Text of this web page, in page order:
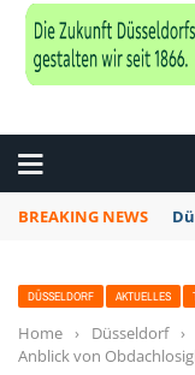
BREAKING NEWS
DÜSSELDORF AKTUELLES
Home › Düsseldorf ›
Anblick von